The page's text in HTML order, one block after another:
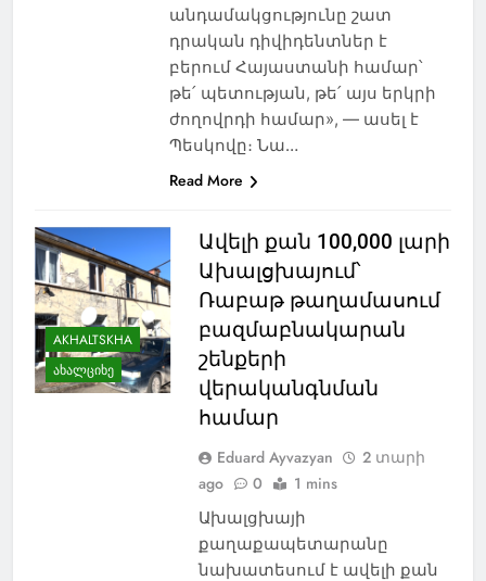
անդամակցությունը շատ
դրական դիվիդենտներ է
բերում Հայաստանի համար՝
թե՛ պետության, թե՛ այս երկրի
ժողովրդի համար», — ասել է
Պեսկովը։ Նա…
Read More
AKHALTSKHA
ᲐᲮᲐᲚᲪᲘᲮᲔ
Ավելի քան 100,000 լարի
Ախալցխայում՝
Ռաբաթ թաղամասում
բազմաբնակարան
շենքերի
վերականգնման
համար
Eduard Ayvazyan
2 տարի
ago
0 1 mins
Ախալցխայի
քաղաքապետարանը
նախատեսում է ավելի քան